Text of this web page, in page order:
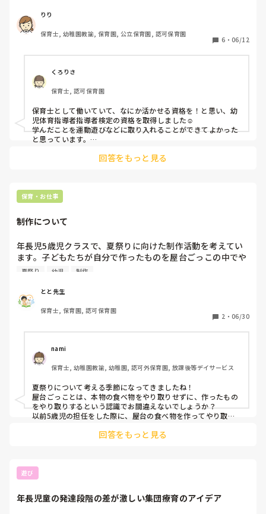
えて頂きたいです📚
りり
保育士, 幼稚園教諭, 保育園, 公立保育園, 認可保育園
6 ・ 06/12
くろりさ
保育士, 認可保育園
保育士として働いていて、なにか活かせる資格を！と思い、幼
児体育指導者指導者検定の資格を取得しました☺️
学んだことを運動遊びなどに取り入れることができてよかった
と思っています。
回答をもっと見る
保育・お仕事
制作について
年長児5歳児クラスで、夏祭りに向けた制作活動を考えてい
ます。子どもたちが自分で作ったものを屋台ごっこの中でや
り取りできるようにしていきたいのですが、作るものが難し
体的に作りやすく、達成感も味わえる制作アイディアがあれ
ば教えていただきたいです。
夏祭り 幼児 制作
とと先生
保育士, 保育園, 認可保育園
2 ・ 06/30
nami
保育士, 幼稚園教諭, 幼稚園, 認可外保育園, 放課後等デイサービス
夏祭りについて考える季節になってきましたね！
屋台ごっことは、本物の食べ物をやり取りせずに、作ったもの
をやり取りするという認識でお間違えないでしょうか？
以前5歳児の担任をした際に、屋台の食べ物を作ってやり取り
りんごあめ、たこ焼き、焼きそば、チョコバナナの食べ物をい
た。
上記は分担して作り、お面は1人１つ作ってお面屋さんも作り
ました。粘土で自分の顔を作り、手の込んだ作品となり達成感
も得ることができていました。
回答をもっと見る
遊び
年長児童の発達段階の差が激しい集団療育のアイデア